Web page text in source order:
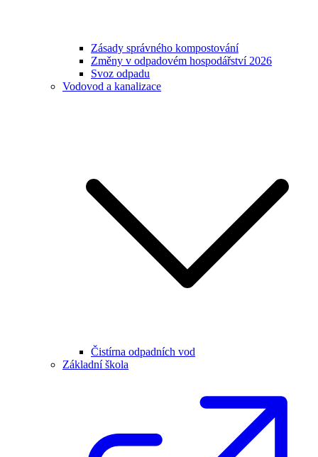
Zásady správného kompostování
Změny v odpadovém hospodářství 2026
Svoz odpadu
Vodovod a kanalizace
Čistírna odpadních vod
Základní škola